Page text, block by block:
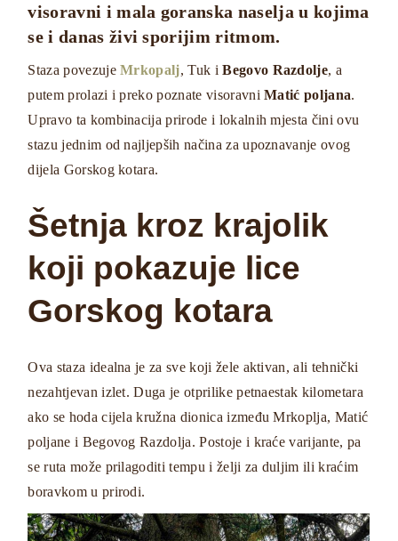
visoravni i mala goranska naselja u kojima
se i danas živi sporijim ritmom.
Staza povezujeMrkopalj, Tuk iBegovo Razdolje, a
putem prolazi i preko poznate visoravniMatić poljana.
Upravo ta kombinacija prirode i lokalnih mjesta čini ovu
stazu jednim od najljepših načina za upoznavanje ovog
dijela Gorskog kotara.
Šetnja kroz krajolik
koji pokazuje lice
Gorskog kotara
Ova staza idealna je za sve koji žele aktivan, ali tehnički
nezahtjevan izlet. Duga je otprilike petnaestak kilometara
ako se hoda cijela kružna dionica između Mrkoplja, Matić
poljane i Begovog Razdolja. Postoje i kraće varijante, pa
se ruta može prilagoditi tempu i želji za duljim ili kraćim
boravkom u prirodi.